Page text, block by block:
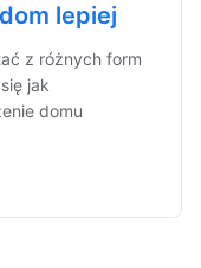
lepiej
z różnych form
jak
domu